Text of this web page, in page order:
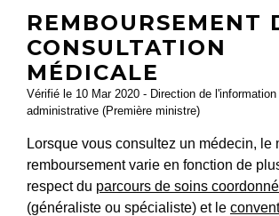
REMBOURSEMENT
CONSULTATION
MÉDICALE
Vérifié le 10 Mar 2020 - Direction de
administrative (Première ministre)
Lorsque vous consultez un médecin, le
remboursement varie en fonction de
respect du parcours de soins
(généraliste ou spécialiste) et le